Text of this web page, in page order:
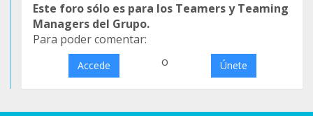
Este foro sólo es para los Teamers y Teaming
Managers del Grupo.
Para poder comentar:
Accede o Únete